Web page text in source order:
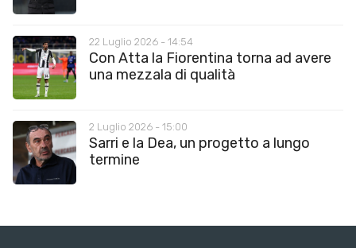
22 Luglio 2026 - 14:54
Con Atta la Fiorentina torna ad avere
una mezzala di qualità
2 Luglio 2026 - 15:00
Sarri e la Dea, un progetto a lungo
termine